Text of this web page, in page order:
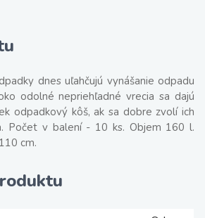
dnes uľahčujú vynášanie odpadu
odolné nepriehľadné vrecia sa dajú
odpadkový kôš, ak sa dobre zvolí ich
Počet v balení - 10 ks. Objem 160 l.
cm.